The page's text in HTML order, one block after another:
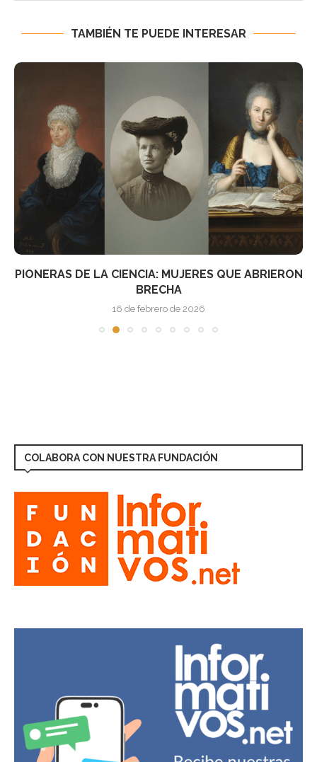
TAMBIÉN TE PUEDE INTERESAR
PIONERAS DE LA CIENCIA: MUJERES QUE ABRIERON
BRECHA
16 de febrero de 2026
COLABORA CON NUESTRA FUNDACIÓN